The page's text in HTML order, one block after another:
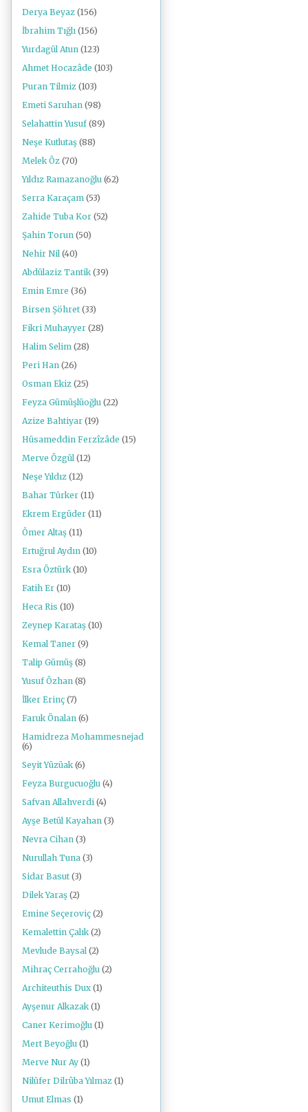
Derya Beyaz (156)
İbrahim Tığlı (156)
Yurdagül Atun (123)
Ahmet Hocazâde (103)
Puran Tilmiz (103)
Emeti Saruhan (98)
Selahattin Yusuf (89)
Neşe Kutlutaş (88)
Melek Öz (70)
Yıldız Ramazanoğlu (62)
Serra Karaçam (53)
Zahide Tuba Kor (52)
Şahin Torun (50)
Nehir Nil (40)
Abdülaziz Tantik (39)
Emin Emre (36)
Birsen Şöhret (33)
Fikri Muhayyer (28)
Halim Selim (28)
Peri Han (26)
Osman Ekiz (25)
Feyza Gümüşlüoğlu (22)
Azize Bahtiyar (19)
Hüsameddin Ferzîzâde (15)
Merve Özgül (12)
Neşe Yıldız (12)
Bahar Türker (11)
Ekrem Ergüder (11)
Ömer Altaş (11)
Ertuğrul Aydın (10)
Esra Öztürk (10)
Fatih Er (10)
Heca Ris (10)
Zeynep Karataş (10)
Kemal Taner (9)
Talip Gümüş (8)
Yusuf Özhan (8)
İlker Erinç (7)
Faruk Önalan (6)
Hamidreza Mohammesnejad
(6)
Seyit Yüzüak (6)
Feyza Burgucuoğlu (4)
Safvan Allahverdi (4)
Ayşe Betül Kayahan (3)
Nevra Cihan (3)
Nurullah Tuna (3)
Sidar Basut (3)
Dilek Yaraş (2)
Emine Seçeroviç (2)
Kemalettin Çalık (2)
Mevlude Baysal (2)
Mihraç Cerrahoğlu (2)
Architeuthis Dux (1)
Ayşenur Alkazak (1)
Caner Kerimoğlu (1)
Mert Beyoğlu (1)
Merve Nur Ay (1)
Nilüfer Dilrûba Yılmaz (1)
Umut Elmas (1)